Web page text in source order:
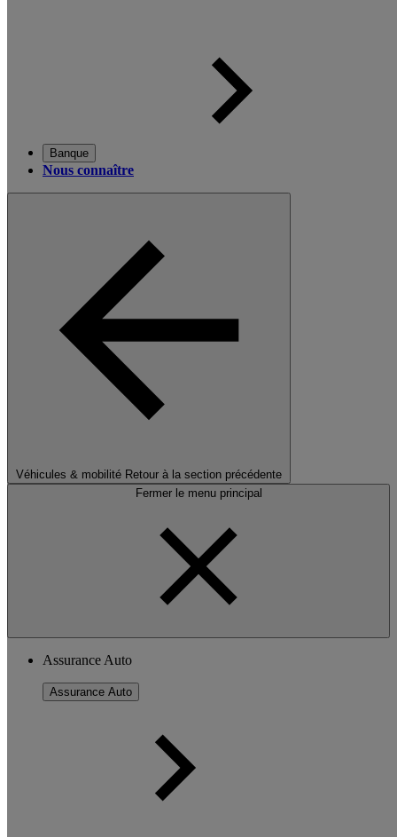
Banque
Nous connaître
Véhicules & mobilité Retour à la section précédente
Fermer le menu principal
Assurance Auto
Assurance Auto